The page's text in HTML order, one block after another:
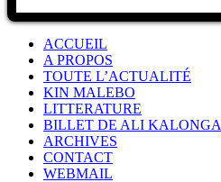
ACCUEIL
A PROPOS
TOUTE L’ACTUALITÉ
KIN MALEBO
LITTERATURE
BILLET DE ALI KALONGA
ARCHIVES
CONTACT
WEBMAIL